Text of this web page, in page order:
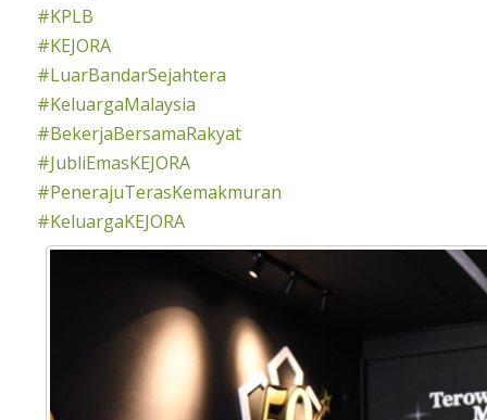
#KPLB
#KEJORA
#LuarBandarSejahtera
#KeluargaMalaysia
#BekerjaBersamaRakyat
#JubliEmasKEJORA
#PenerajuTerasKemakmuran
#KeluargaKEJORA